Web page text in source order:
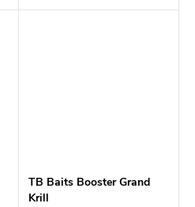
TB Baits Booster Grand
Krill